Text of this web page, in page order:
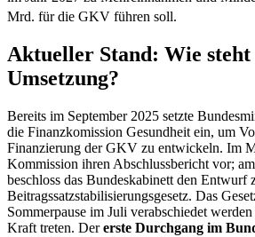
Mrd. für die GKV führen soll.
Aktueller Stand: Wie steht
Umsetzung?
Bereits im September 2025 setzte
die Finanzkomission Gesundheit ein, um
Finanzierung der GKV zu entwickeln. Im
Kommission ihren Abschlussbericht vor;
beschloss das Bundeskabinett den Entwurf
Beitragssatzstabilisierungsgesetz. Das
Sommerpause im Juli verabschiedet
Kraft treten. Dererste Durchgang im